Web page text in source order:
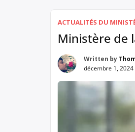
ACTUALITÉS DU
Ministère de
Written by
décembre 1, 2024